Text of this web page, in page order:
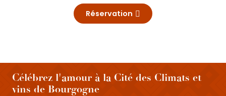
Réservation
Célébrez l'amour à la Cité des Climats et
vins de Bourgogne